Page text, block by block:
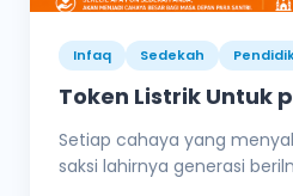
Infaq Sedekah
Token Listrik Untuk
Setiap cahaya yang
saksi lahirnya generasi